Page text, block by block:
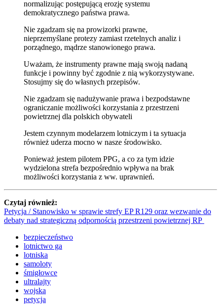
normalizując postępującą erozję systemu
demokratycznego państwa prawa.
Nie zgadzam się na prowizorki prawne,
nieprzemyślane protezy zamiast rzetelnych analiz i
porządnego, mądrze stanowionego prawa.
Uważam, że instrumenty prawne mają swoją nadaną
funkcje i powinny być zgodnie z nią wykorzystywane.
Stosujmy się do własnych przepisów.
Nie zgadzam się nadużywanie prawa i bezpodstawne
ograniczanie możliwości korzystania z przestrzeni
powietrznej dla polskich obywateli
Jestem czynnym modelarzem lotniczym i ta sytuacja
również uderza mocno w nasze środowisko.
Ponieważ jestem pilotem PPG, a co za tym idzie
wydzielona strefa bezpośrednio wpływa na brak
możliwości korzystania z ww. uprawnień.
Czytaj również:
Petycja / Stanowisko w sprawie strefy EP R129 oraz wezwanie do
debaty nad strategiczną odpornością przestrzeni powietrznej RP
bezpieczeństwo
lotnictwo ga
lotniska
samoloty
śmigłowce
ultralajty
wojska
petycja